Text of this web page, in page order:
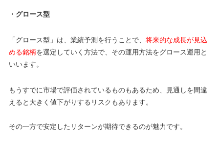
・グロース型
「グロース型」は、業績予測を行うことで、 将来的な成長が見込
める銘柄を選定していく方法で、その運用方法をグロース運用と
いいます。
もうすでに市場で評価されているものもあるため、見通しを間違
えると大きく値下がりするリスクもあります。
その一方で安定したリターンが期待できるのが魅力です。